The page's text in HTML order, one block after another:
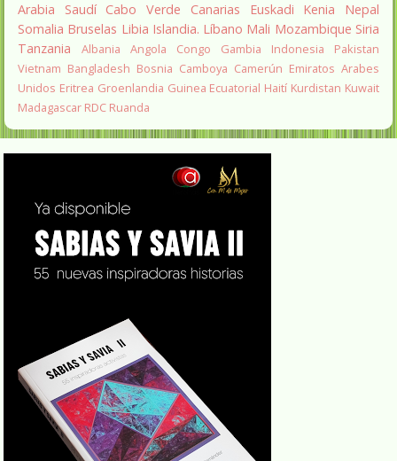
Arabia Saudí Cabo Verde Canarias Euskadi Kenia
Nepal
Somalia Bruselas Libia Islandia. Líbano Mali Mozambique Siria
Tanzania
Albania Angola Congo Gambia Indonesia
Pakistan
Vietnam Bangladesh Bosnia Camboya Camerún Emiratos Arabes
Unidos Eritrea Groenlandia Guinea Ecuatorial Haití Kurdistan Kuwait
Madagascar RDC Ruanda